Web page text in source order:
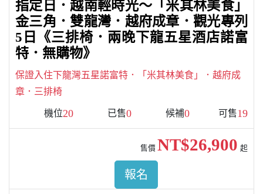
指定日．越南輕時光～「米其林美食」
金三角．雙龍灣．越府成章．觀光專列
5日《三排椅．兩晚下龍五星酒店諾富
特．無購物》
保證入住下龍灣五星諾富特．「米其林美食」．越府成
章．三排椅
機位20 已售0 候補0 可售19
售價 NT$26,900 起
報名